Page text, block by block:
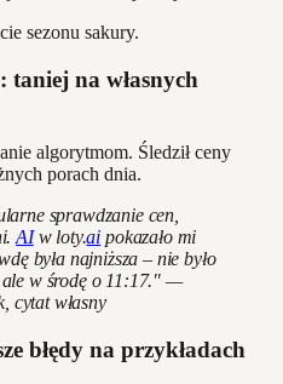
sezonu sakury.
na własnych
algorytmom. Śledził ceny
porach dnia.
sprawdzanie cen,
AIw loty.ai pokazało mi
była najniższa – nie było
w środę o 11:17." —
cytat własny
błędy na przykładach